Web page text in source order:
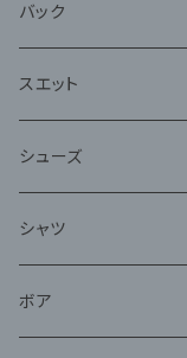
バック
スエット
シューズ
シャツ
ボア